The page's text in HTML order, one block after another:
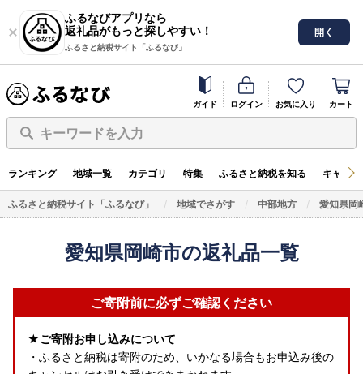
ふるなびアプリなら
返礼品がもっと探しやすい！
ふるさと納税サイト「ふるなび」
開く
ガイド ログイン お気に入り カート
キーワードを入力
ランキング 地域一覧 カテゴリ 特集 ふるさと納税を知る キャン
ふるさと納税サイト「ふるなび」 地域でさがす 中部地方 愛知県岡
愛知県岡崎市の返礼品一覧
ご寄附前に必ずご確認ください
★ご寄附お申し込みについて
・ふるさと納税は寄附のため、いかなる場合もお申込み後の